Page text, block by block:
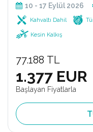
10 - 17 Eylül 2026
Kahvaltı Dahil
Kesin Kalkış
77.188 TL
1.377 EUR
Başlayan Fiyatlarla